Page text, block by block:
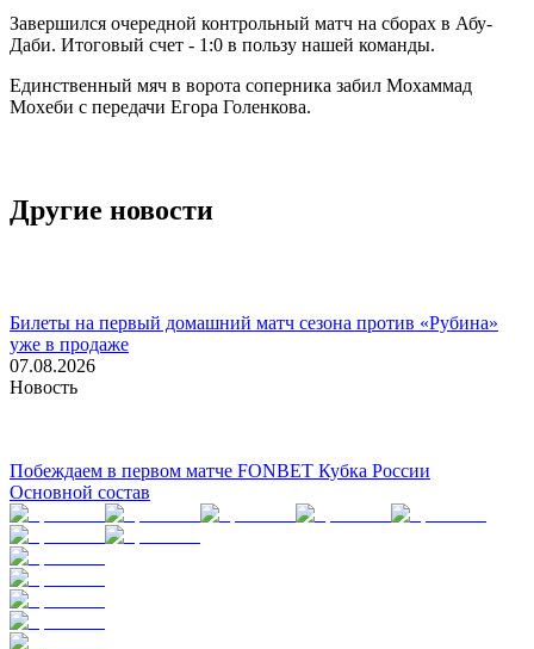
Завершился очередной контрольный матч на сборах в Абу-
Даби. Итоговый счет - 1:0 в пользу нашей команды.
Единственный мяч в ворота соперника забил Мохаммад
Мохеби с передачи Егора Голенкова.
Другие новости
Билеты на первый домашний матч сезона против «Рубина»
уже в продаже
07.08.2026
Новость
Побеждаем в первом матче FONBET Кубка России
Основной состав